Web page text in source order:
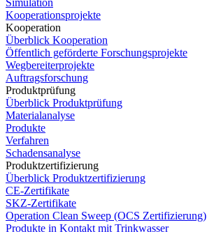
Simulation
Kooperationsprojekte
Kooperation
Überblick Kooperation
Öffentlich geförderte Forschungsprojekte
Wegbereiterprojekte
Auftragsforschung
Produktprüfung
Überblick Produktprüfung
Materialanalyse
Produkte
Verfahren
Schadensanalyse
Produktzertifizierung
Überblick Produktzertifizierung
CE-Zertifikate
SKZ-Zertifikate
Operation Clean Sweep (OCS Zertifizierung)
Produkte in Kontakt mit Trinkwasser